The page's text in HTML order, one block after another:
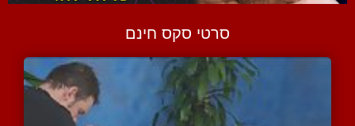
סרטי סקס חינם